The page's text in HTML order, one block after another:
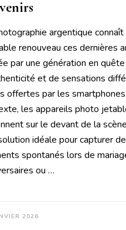
argentique connaît
renouveau ces dernières
par une génération en quête
et de sensations
offertes par les
les appareils photo
sur le devant de la
idéale pour capturer
spontanés lors de
ou …
2026